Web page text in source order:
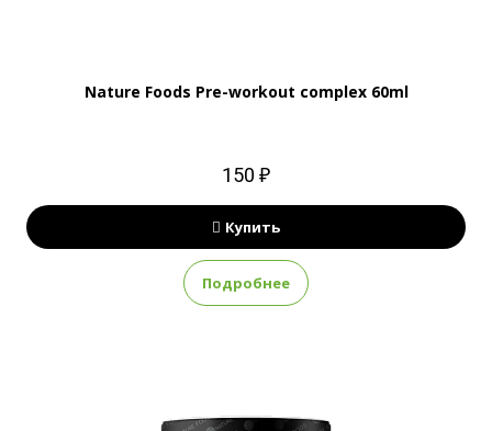
Nature Foods Pre-workout complex 60ml
150 ₽
Купить
Подробнее